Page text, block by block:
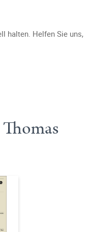
halten. Helfen Sie uns,